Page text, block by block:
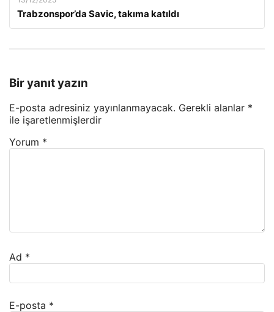
Trabzonspor’da Savic, takıma katıldı
Bir yanıt yazın
E-posta adresiniz yayınlanmayacak. Gerekli alanlar *
ile işaretlenmişlerdir
Yorum *
Ad *
E-posta *